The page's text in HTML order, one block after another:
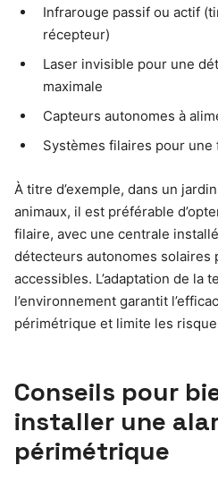
Infrarouge passif ou actif
récepteur)
Laser invisible pour une
maximale
Capteurs autonomes à
Systèmes filaires pour une
À titre d’exemple, dans un
animaux, il est préférable
filaire, avec une centrale
détecteurs autonomes solaires
accessibles. L’adaptation de la
l’environnement garantit
périmétrique et limite les
Conseils pour
installer une
périmétrique